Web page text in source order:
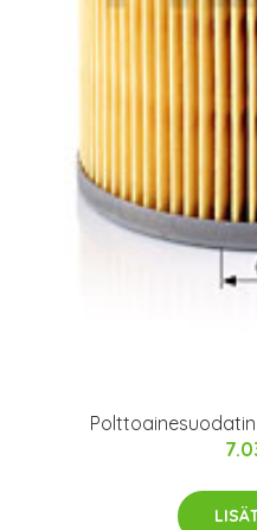
Polttoainesuodatin